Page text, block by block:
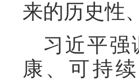
来的历史性
习近平强
康、可持